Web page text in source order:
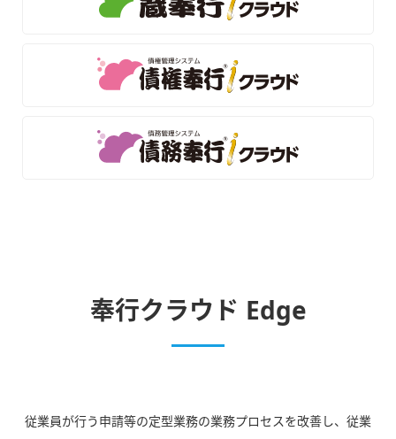
奉行クラウド Edge
従業員が行う申請等の定型業務の業務プロセスを改善し、従業